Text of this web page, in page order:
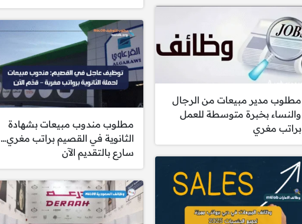
مطلوب مدير مبيعات من الرجال
والنساء بخبرة متوسطة للعمل
براتب مغري
مطلوب مندوب مبيعات بشهادة
الثانوية في القصيم براتب مغري…
سارع بالتقديم الآن